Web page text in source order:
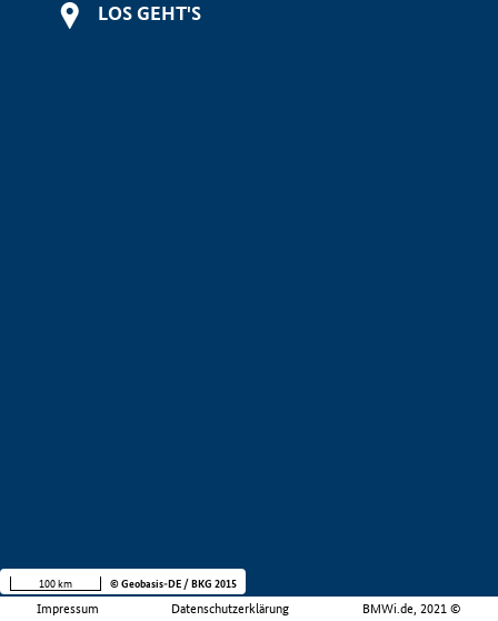
LOS GEHT'S
Impressum Datenschutzerklärung BMWi.de, 2021 ©
100 km © Geobasis-DE / BKG 2015